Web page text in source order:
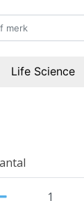
Life Science